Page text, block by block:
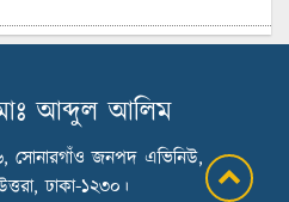
ভাঙার সুযোগ: মার্কিন বাজারে
Excellence: Texstream
Ltd. Rewards Best Workers–
আব্দুল আলিম
সোনারগাঁও জনপদ এভিনিউ,
ঢাকা-১২৩০।